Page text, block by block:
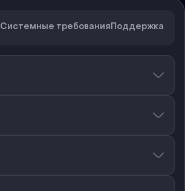
Системные требованияПоддержка